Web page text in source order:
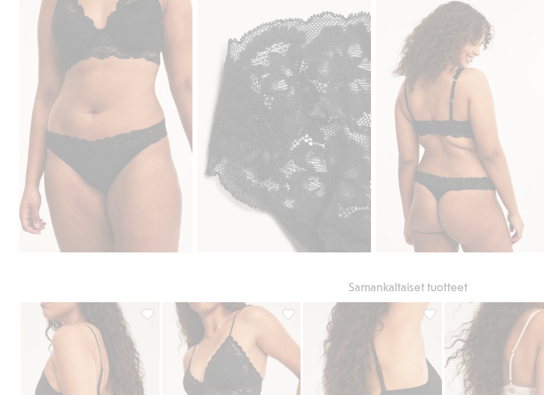
Samankaltaiset tuotteet
String-alushousut, Lisää suosikkeihin3 kpl:n pakkaus pitsistringejä, Lisää suosikkeihinString 3-pack puuvillaa, Lisää